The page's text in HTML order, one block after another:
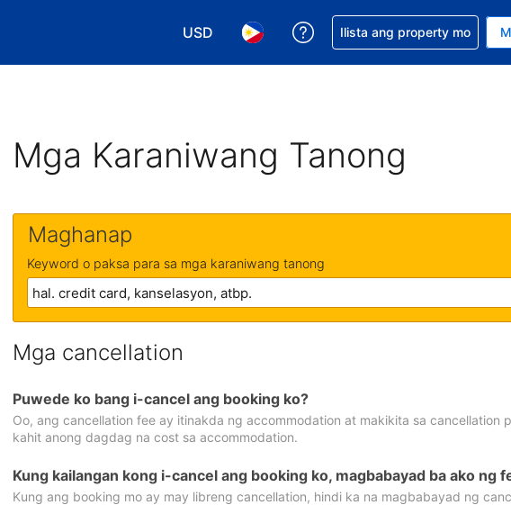
USD
Pumili ng currency mo. USD ang currency mo
Pumili ng wika mo. Filipino ang wika
Makakuha ng tulong sa
Ilista ang property mo
Mga Karaniwang Tanong
Maghanap
Keyword o paksa para sa mga karaniwang tanong
Mga cancellation
Puwede ko bang i-cancel ang booking ko?
Oo, ang cancellation fee ay itinakda ng accommodation at makikita sa cancellation
kahit anong dagdag na cost sa accommodation.
Kung kailangan kong i-cancel ang booking ko, magbabayad ba ako ng
Kung ang booking mo ay may libreng cancellation, hindi ka na magbabayad ng